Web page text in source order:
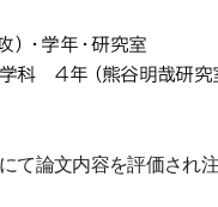
）・学年・研究室
科 ４年（熊谷明哉研究
て論文内容を評価され